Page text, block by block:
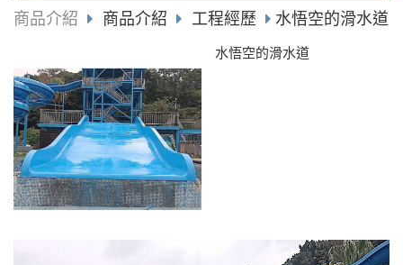
商品介紹 商品介紹 工程經歷 水悟空的滑水道
水悟空的滑水道